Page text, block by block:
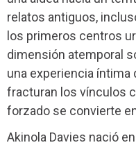
relatos antiguos,
los primeros centros
dimensión atemporal
una experiencia
fracturan los vínculos
forzado se convierte
Akinola Davies nació